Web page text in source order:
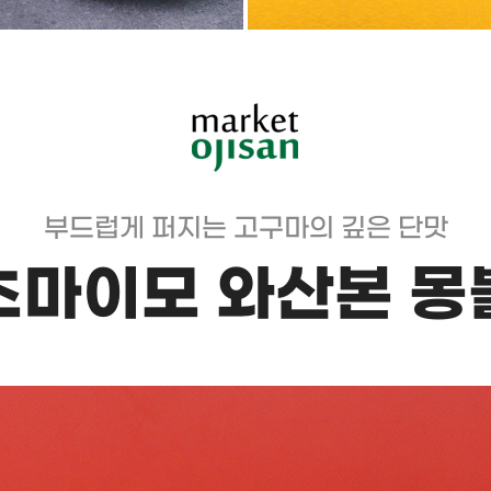
부드럽게 퍼지는 고구마의 깊은 단맛
마이모 와산본 몽